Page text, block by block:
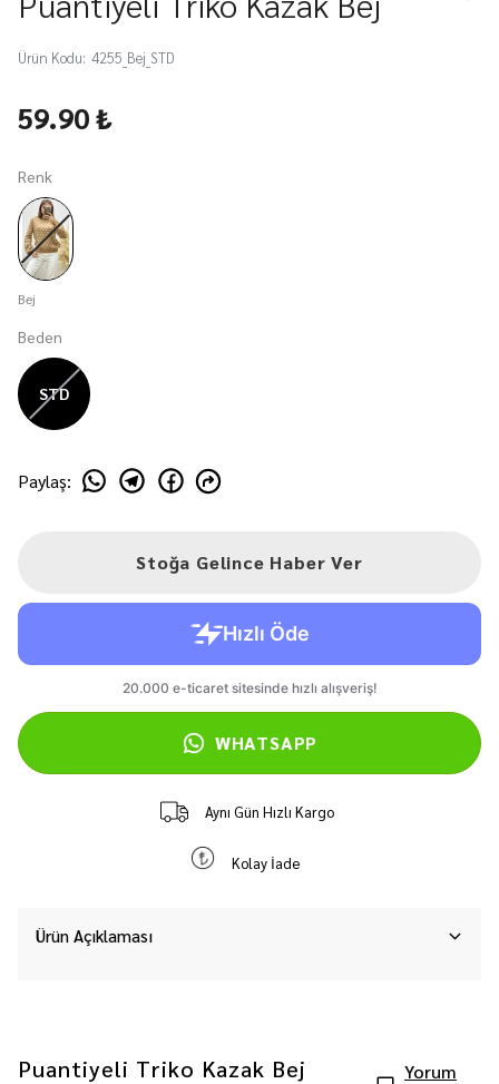
Ürün Kodu: 4255_Bej_STD
59.90 ₺
Renk
Bej
Beden
STD
Paylaş:
Stoğa Gelince Haber Ver
WHATSAPP
Aynı Gün Hızlı Kargo
Kolay İade
Ürün Açıklaması
Puantiyeli Triko Kazak Bej
Yorum